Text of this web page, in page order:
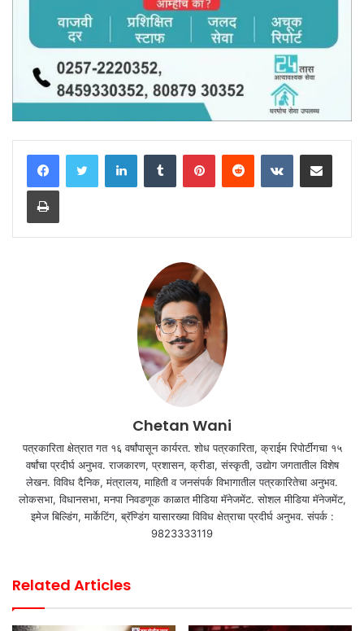
LinkedInTumblr PinterestReddit VKontakteShare via Email
Print
Chetan Wani
पत्रकारिता क्षेत्रात गत १६ वर्षांपासून कार्यरत. शोध पत्रकारिता, क्राईम रिपोर्टींगचा १५
वर्षांचा प्रदीर्घ अनुभव. राजकारण, प्रशासन, क्रीडा, संस्कृती, उद्योग जगतातील विशेष
लेखन. विविध दैनिक, मंत्रालय, माहिती व जनसंपर्क विभागातील पत्रकारितेचा अनुभव.
लोकसभा, विधानसभा, मनपा निवडणूक काळात मीडिया मॅनेजमेंट. सोशल मीडिया मॅनेजमेंट,
इमेज बिल्डिंग, मार्केटिंग, ब्रॅण्डिंग यासारख्या विविध क्षेत्राचा प्रदीर्घ अनुभव. संपर्क :
9823333119
Related Articles